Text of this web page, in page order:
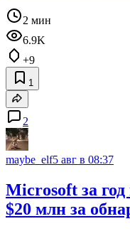
2 мин
6.9K
+9
1
2
maybe_elf5 авг в 08:37
Microsoft за
$20 млн за